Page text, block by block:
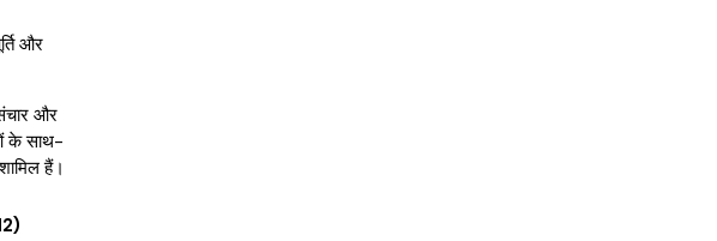
और
और
के साथ-
हैं।